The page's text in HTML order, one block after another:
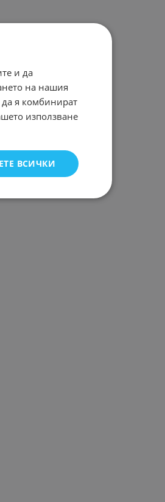
и да
на нашия
я комбинират
използване
ВСИЧКИ